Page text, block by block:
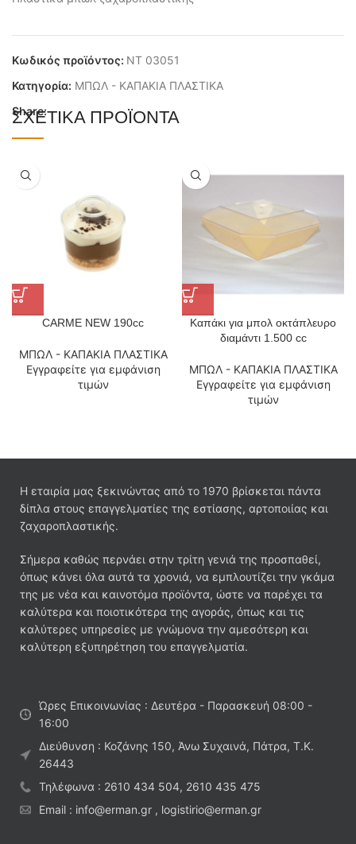
Κωδικός προϊόντος: ΝΤ 03051
Κατηγορία: ΜΠΩΛ - ΚΑΠΑΚΙΑ ΠΛΑΣΤΙΚΑ
Share:
ΣΧΕΤΙΚΆ ΠΡΟΪΌΝΤΑ
CARME NEW 190cc
ΜΠΩΛ - ΚΑΠΑΚΙΑ ΠΛΑΣΤΙΚΑ
Εγγραφείτε για εμφάνιση
τιμών
Καπάκι για μπολ οκτάπλευρο
διαμάντι 1.500 cc
ΜΠΩΛ - ΚΑΠΑΚΙΑ ΠΛΑΣΤΙΚΑ
Εγγραφείτε για εμφάνιση
τιμών
Η εταιρία μας ξεκινώντας από το 1970 βρίσκεται πάντα
δίπλα στους επαγγελματίες της εστίασης, αρτοποιίας και
ζαχαροπλαστικής.
Σήμερα καθώς περνάει στην τρίτη γενιά της προσπαθεί,
όπως κάνει όλα αυτά τα χρονιά, να εμπλουτίζει την γκάμα
της με νέα και καινοτόμα προϊόντα, ώστε να παρέχει τα
καλύτερα και ποιοτικότερα της αγοράς, όπως και τις
καλύτερες υπηρεσίες με γνώμονα την αμεσότερη και
καλύτερη εξυπηρέτηση του επαγγελματία.
Ώρες Επικοινωνίας : Δευτέρα - Παρασκευή 08:00 -
16:00
Διεύθυνση : Κοζάνης 150, Άνω Συχαινά, Πάτρα, Τ.Κ.
26443
Τηλέφωνα : 2610 434 504, 2610 435 475
Email : info@erman.gr , logistirio@erman.gr